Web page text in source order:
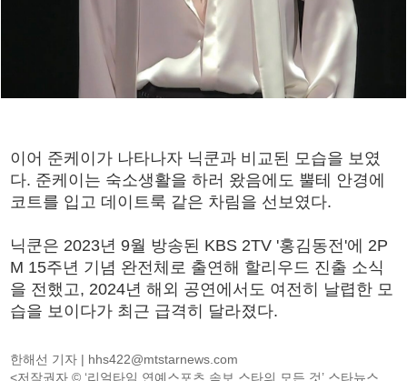
이어 준케이가 나타나자 닉쿤과 비교된 모습을 보였
다. 준케이는 숙소생활을 하러 왔음에도 뿔테 안경에
코트를 입고 데이트룩 같은 차림을 선보였다.
닉쿤은 2023년 9월 방송된 KBS 2TV '홍김동전'에 2P
M 15주년 기념 완전체로 출연해 할리우드 진출 소식
을 전했고, 2024년 해외 공연에서도 여전히 날렵한 모
습을 보이다가 최근 급격히 달라졌다.
한해선 기자 | hhs422@mtstarnews.com
<저작권자 © ‘리얼타임 연예스포츠 속보,스타의 모든 것’ 스타뉴스,